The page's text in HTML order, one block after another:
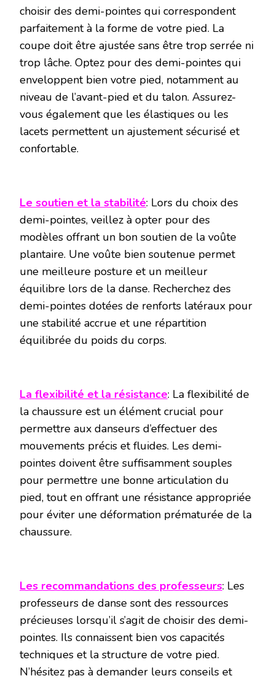
choisir des demi-pointes qui correspondent
parfaitement à la forme de votre pied. La
coupe doit être ajustée sans être trop serrée ni
trop lâche. Optez pour des demi-pointes qui
enveloppent bien votre pied, notamment au
niveau de l’avant-pied et du talon. Assurez-
vous également que les élastiques ou les
lacets permettent un ajustement sécurisé et
confortable.
Le soutien et la stabilité: Lors du choix des
demi-pointes, veillez à opter pour des
modèles offrant un bon soutien de la voûte
plantaire. Une voûte bien soutenue permet
une meilleure posture et un meilleur
équilibre lors de la danse. Recherchez des
demi-pointes dotées de renforts latéraux pour
une stabilité accrue et une répartition
équilibrée du poids du corps.
La flexibilité et la résistance: La flexibilité de
la chaussure est un élément crucial pour
permettre aux danseurs d’effectuer des
mouvements précis et fluides. Les demi-
pointes doivent être suffisamment souples
pour permettre une bonne articulation du
pied, tout en offrant une résistance appropriée
pour éviter une déformation prématurée de la
chaussure.
Les recommandations des professeurs: Les
professeurs de danse sont des ressources
précieuses lorsqu’il s’agit de choisir des demi-
pointes. Ils connaissent bien vos capacités
techniques et la structure de votre pied.
N’hésitez pas à demander leurs conseils et